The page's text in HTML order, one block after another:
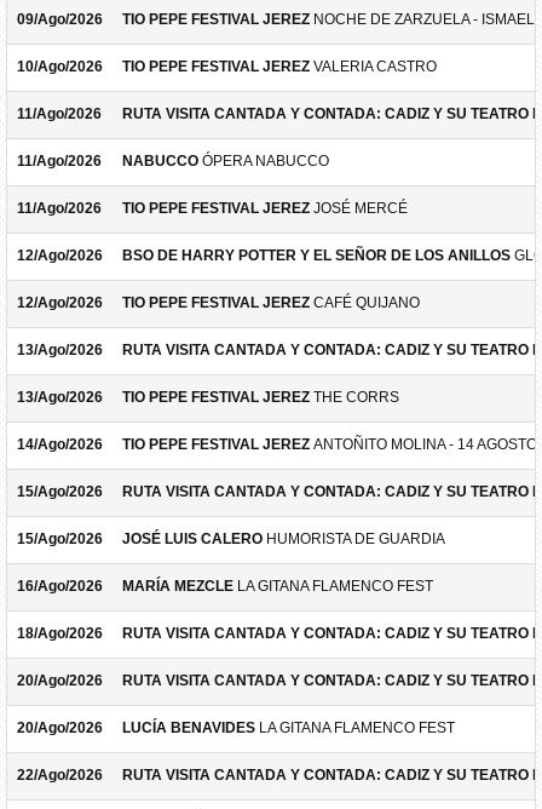
09/Ago/2026 TIO PEPE FESTIVAL JEREZ NOCHE DE ZARZUELA -
10/Ago/2026 TIO PEPE FESTIVAL JEREZ VALERIA CASTRO
11/Ago/2026 RUTA VISITA CANTADA Y CONTADA: CADIZ Y SU TEATRO
11/Ago/2026 NABUCCO ÓPERA NABUCCO
11/Ago/2026 TIO PEPE FESTIVAL JEREZ JOSÉ MERCÉ
12/Ago/2026 BSO DE HARRY POTTER Y EL SEÑOR DE LOS ANILLOS
12/Ago/2026 TIO PEPE FESTIVAL JEREZ CAFÉ QUIJANO
13/Ago/2026 RUTA VISITA CANTADA Y CONTADA: CADIZ Y SU TEATRO
13/Ago/2026 TIO PEPE FESTIVAL JEREZ THE CORRS
14/Ago/2026 TIO PEPE FESTIVAL JEREZ ANTOÑITO MOLINA - 14 AGOSTO
15/Ago/2026 RUTA VISITA CANTADA Y CONTADA: CADIZ Y SU TEATRO
15/Ago/2026 JOSÉ LUIS CALERO HUMORISTA DE GUARDIA
16/Ago/2026 MARÍA MEZCLE LA GITANA FLAMENCO FEST
18/Ago/2026 RUTA VISITA CANTADA Y CONTADA: CADIZ Y SU TEATRO
20/Ago/2026 RUTA VISITA CANTADA Y CONTADA: CADIZ Y SU TEATRO
20/Ago/2026 LUCÍA BENAVIDES LA GITANA FLAMENCO FEST
22/Ago/2026 RUTA VISITA CANTADA Y CONTADA: CADIZ Y SU TEATRO